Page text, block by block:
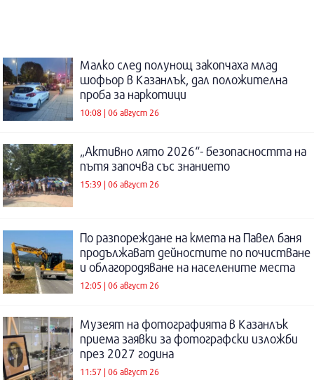
Малко след полунощ закопчаха млад
шофьор в Казанлък, дал положителна
проба за наркотици
10:08 | 06 август 26
„Активно лято 2026“- безопасността на
пътя започва със знанието
15:39 | 06 август 26
По разпореждане на кмета на Павел баня
продължават дейностите по почистване
и облагородяване на населените места
12:05 | 06 август 26
Музеят на фотографията в Казанлък
приема заявки за фотографски изложби
през 2027 година
11:57 | 06 август 26